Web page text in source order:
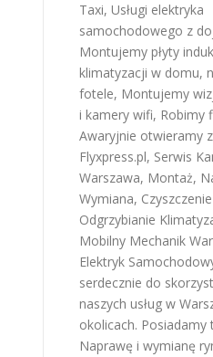
Taxi, Usługi elektryka
samochodowego z
Montujemy płyty
klimatyzacji w domu,
fotele, Montujemy
i kamery wifi, Robimy
Awaryjnie otwieramy
Flyxpress.pl, Serwis
Warszawa, Montaż,
Wymiana,
Odgrzybianie
Mobilny Mechanik
Elektryk
serdecznie do
naszych usług w
okolicach. Posiadamy
Naprawę i wymianę